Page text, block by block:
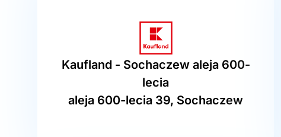
Kaufland - Sochaczew aleja 600-
lecia
aleja 600-lecia 39, Sochaczew